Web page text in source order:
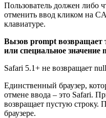
Пользователь должен либо
отменить ввод кликом на
клавиатуре.
Вызов prompt возвращает
или специальное значение
Safari 5.1+ не возвращает null
Единственный браузер,
отмене ввода – это Safari.
возвращает пустую строку.
браузере.